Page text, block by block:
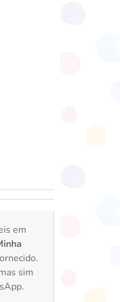
em
sim